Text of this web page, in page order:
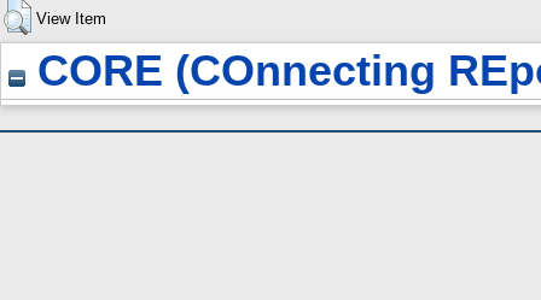
View Item
CORE (COnnecting